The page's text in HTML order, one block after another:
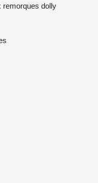
remorques dolly